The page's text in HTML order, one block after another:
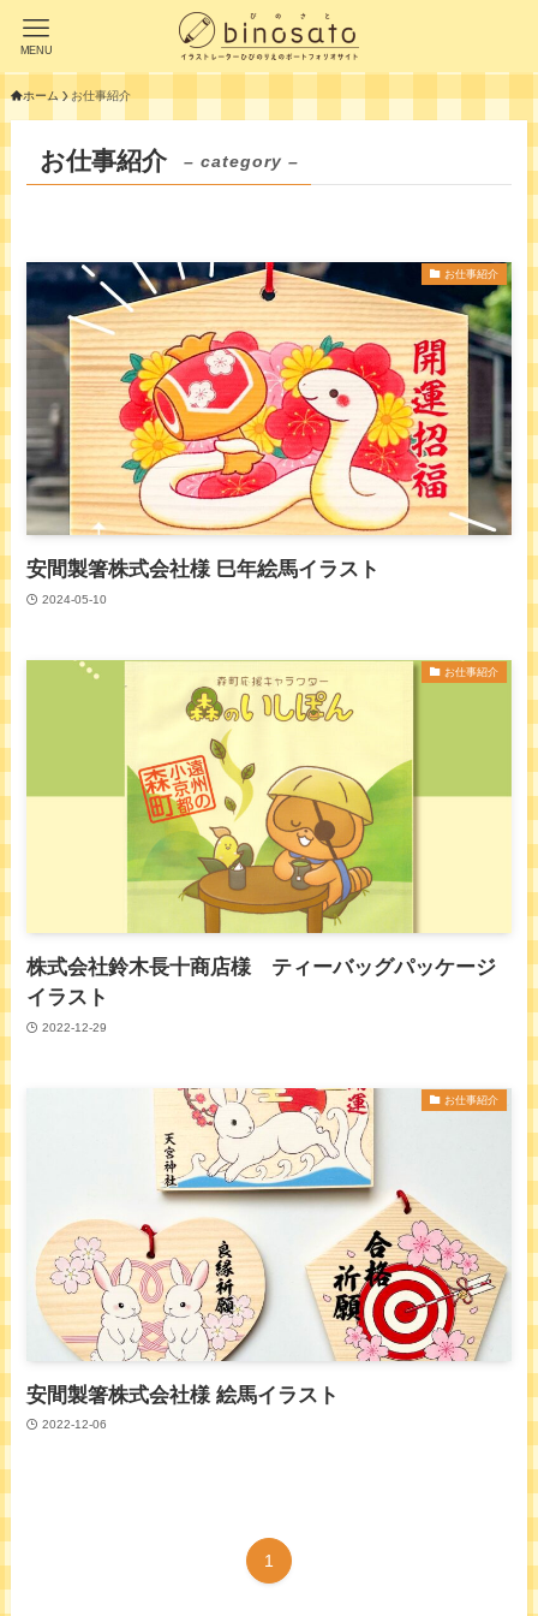
MENU
ホーム お仕事紹介
お仕事紹介 – category –
お仕事紹介
安間製箸株式会社様 巳年絵馬イラスト
2024-05-10
お仕事紹介
株式会社鈴木長十商店様 ティーバッグパッケージ
イラスト
2022-12-29
お仕事紹介
安間製箸株式会社様 絵馬イラスト
2022-12-06
1